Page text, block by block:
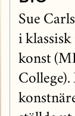
Sue
i klassisk
konst
College).